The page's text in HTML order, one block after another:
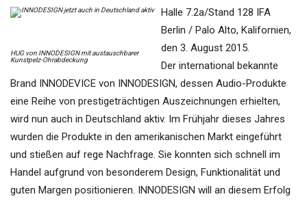
HUG von INNODESIGN mit austauschbarer
Kunstpelz-Ohrabdeckung
Halle 7.2a/Stand 128 IFA
Berlin / Palo Alto, Kalifornien,
den 3. August 2015.
Der international bekannte
Brand INNODEVICE von INNODESIGN, dessen Audio-Produkte
eine Reihe von prestigeträchtigen Auszeichnungen erhielten,
wird nun auch in Deutschland aktiv. Im Frühjahr dieses Jahres
wurden die Produkte in den amerikanischen Markt eingeführt
und stießen auf rege Nachfrage. Sie konnten sich schnell im
Handel aufgrund von besonderem Design, Funktionalität und
guten Margen positionieren. INNODESIGN will an diesem Erfolg